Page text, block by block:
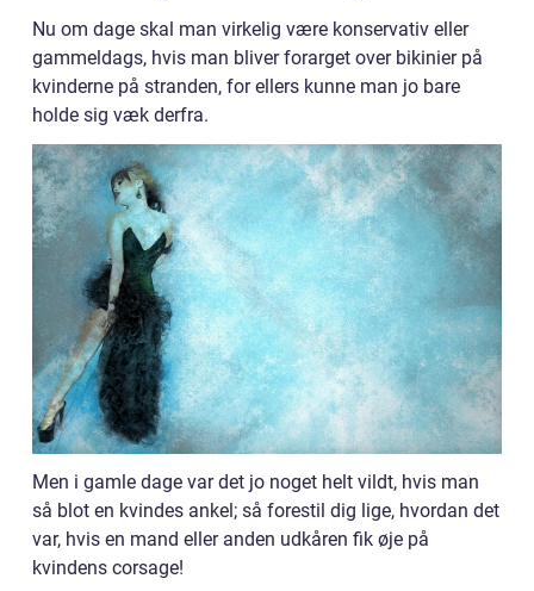
Nu om dage skal man virkelig være konservativ eller
gammeldags, hvis man bliver forarget over bikinier på
kvinderne på stranden, for ellers kunne man jo bare
holde sig væk derfra.
Men i gamle dage var det jo noget helt vildt, hvis man
så blot en kvindes ankel; så forestil dig lige, hvordan det
var, hvis en mand eller anden udkåren fik øje på
kvindens corsage!